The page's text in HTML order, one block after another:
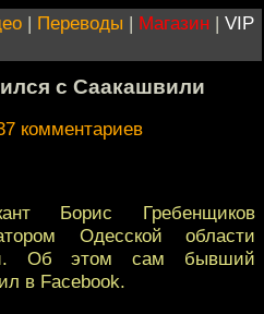
| Переводы | Магазин | VIP
с Саакашвили
комментариев
Борис Гребенщиков
Одесской области
Об этом сам бывший
в Facebook.